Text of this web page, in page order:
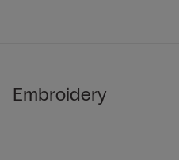
Embroidery